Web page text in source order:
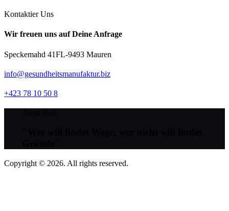
Kontaktier Uns
Wir freuen uns auf Deine Anfrage
Speckemahd 41FL-9493 Mauren
info@gesundheitsmanufaktur.biz
+423 78 10 50 8
Copyright © 2026. All rights reserved.